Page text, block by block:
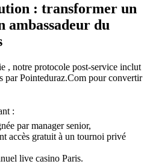
: transformer un
ambassadeur du
, notre protocole post‑service inclut
par Pointeduraz.Com pour convertir
:
par manager senior,
accès gratuit à un tournoi privé
live casino Paris.